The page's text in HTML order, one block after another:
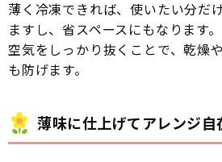
薄く冷凍できれば、使いたい分だ
ますし、省スペースにもなります。
空気をしっかり抜くことで、乾燥
も防げます。
薄味に仕上げてアレンジ自